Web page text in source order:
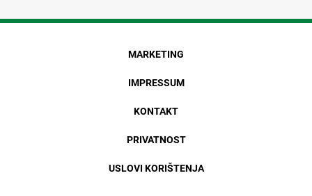
MARKETING
IMPRESSUM
KONTAKT
PRIVATNOST
USLOVI KORIŠTENJA